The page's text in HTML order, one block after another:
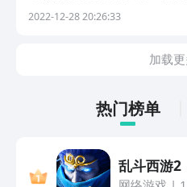
了解看看吧，一定会有你喜
2022-12-28 20:26:33
加载
热门榜单
乱斗西游2